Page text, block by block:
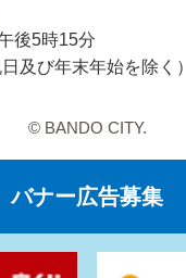
後5時15分
及び年末年始を除く）
© BANDO CITY.
バナー広告募集